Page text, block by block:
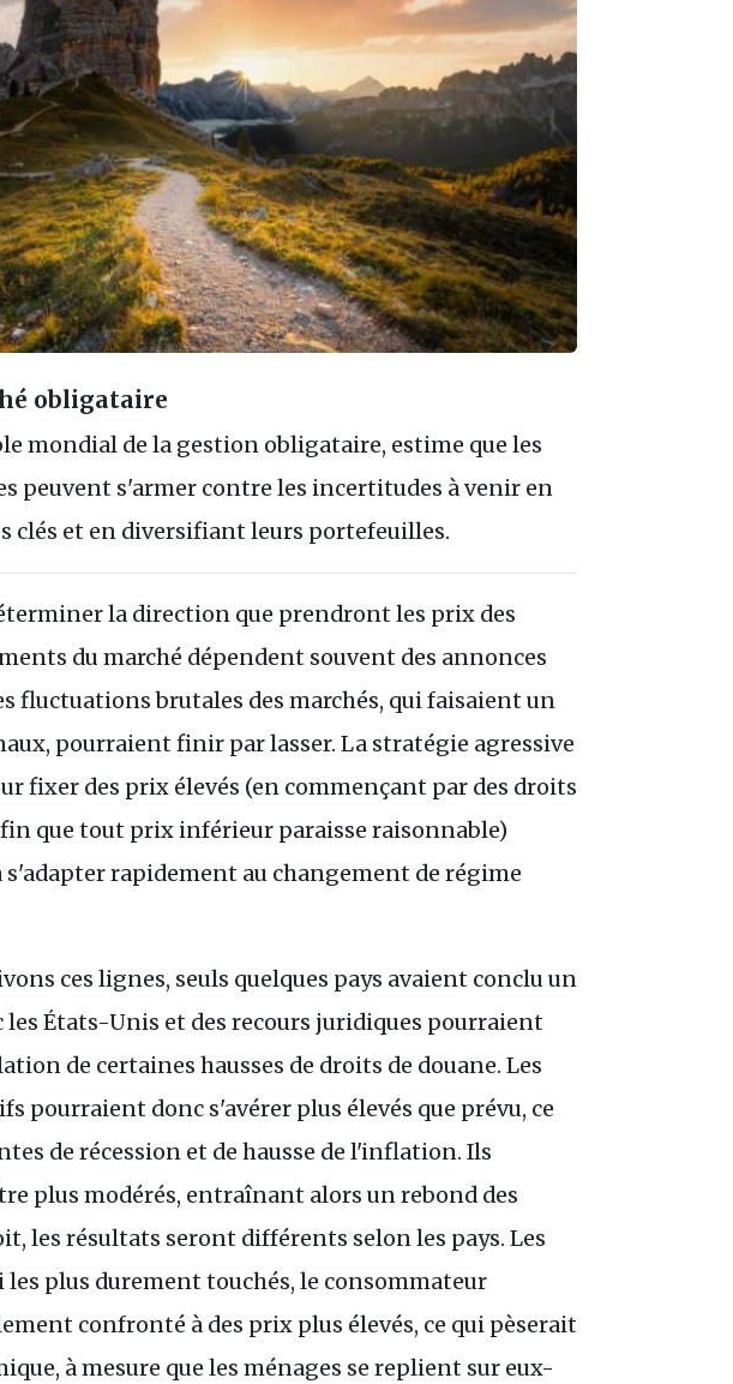
obligataire
mondial de la gestion obligataire, estime que les
peuvent s'armer contre les incertitudes à venir en
clés et en diversifiant leurs portefeuilles.
la direction que prendront les prix des
du marché dépendent souvent des annonces
fluctuations brutales des marchés, qui faisaient un
pourraient finir par lasser. La stratégie agressive
fixer des prix élevés (en commençant par des droits
que tout prix inférieur paraisse raisonnable)
rapidement au changement de régime
ces lignes, seuls quelques pays avaient conclu un
les États-Unis et des recours juridiques pourraient
de certaines hausses de droits de douane. Les
pourraient donc s'avérer plus élevés que prévu, ce
de récession et de hausse de l'inflation. Ils
plus modérés, entraînant alors un rebond des
les résultats seront différents selon les pays. Les
plus durement touchés, le consommateur
confronté à des prix plus élevés, ce qui pèserait
à mesure que les ménages se replient sur eux-